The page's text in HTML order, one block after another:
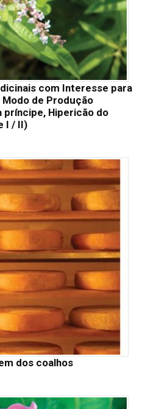
com Interesse para
de Produção
príncipe, Hipericão do
I / II)
dos coalhos